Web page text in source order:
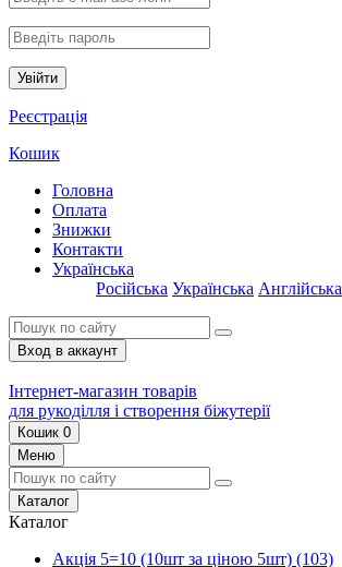
Увійти
Реєстрація
Кошик
Головна
Оплата
Знижки
Контакти
Українська
Російська Українська Англійська
Вход в аккаунт
Інтернет-магазин товарів
для рукоділля і створення біжутерії
Кошик 0
Меню
Каталог
Каталог
Акція 5=10 (10шт за ціною 5шт) (103)